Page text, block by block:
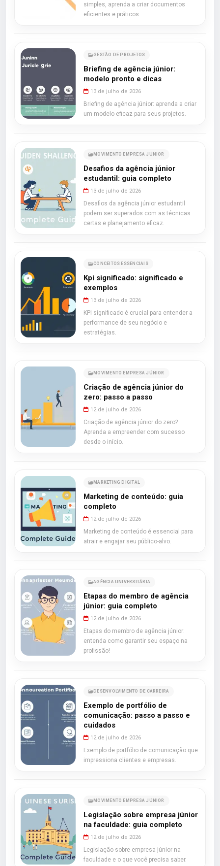
simples, aprenda a criar documentos
eficientes e práticos.
GESTÃO DE PROJETOS
Briefing de agência júnior:
modelo pronto e dicas
13 de julho de 2026
Briefing de agência júnior: aprenda a criar
um modelo eficaz para seus projetos.
MOVIMENTO EMPRESA JÚNIOR
Desafios da agência júnior
estudantil: guia completo
13 de julho de 2026
Desafios da agência júnior estudantil
podem ser superados com as técnicas
certas e planejamento eficaz.
CONCEITOS ESSENCIAIS
Kpi significado: significado e
exemplos
13 de julho de 2026
KPI significado é crucial para entender a
performance de seu negócio e
estratégias.
MOVIMENTO EMPRESA JÚNIOR
Criação de agência júnior do
zero: passo a passo
12 de julho de 2026
Criação de agência júnior do zero?
Aprenda a empreender com sucesso
desde o início.
MARKETING DIGITAL
Marketing de conteúdo: guia
completo
12 de julho de 2026
Marketing de conteúdo é essencial para
atrair e engajar seu público-alvo.
AGÊNCIA UNIVERSITÁRIA
Etapas do membro de agência
júnior: guia completo
12 de julho de 2026
Etapas do membro de agência júnior:
entenda como garantir seu espaço na
profissão!
DESENVOLVIMENTO DE CARREIRA
Exemplo de portfólio de
comunicação: passo a passo e
cuidados
12 de julho de 2026
Exemplo de portfólio de comunicação que
impressiona clientes e empresas.
MOVIMENTO EMPRESA JÚNIOR
Legislação sobre empresa júnior
na faculdade: guia completo
12 de julho de 2026
Legislação sobre empresa júnior na
faculdade e o que você precisa saber.